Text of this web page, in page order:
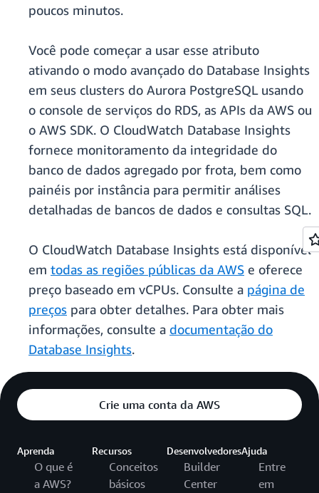
poucos minutos.
Você pode começar a usar esse atributo
ativando o modo avançado do Database Insights
em seus clusters do Aurora PostgreSQL usando
o console de serviços do RDS, as APIs da AWS ou
o AWS SDK. O CloudWatch Database Insights
fornece monitoramento da integridade do
banco de dados agregado por frota, bem como
painéis por instância para permitir análises
detalhadas de bancos de dados e consultas SQL.
O CloudWatch Database Insights está disponível
em todas as regiões públicas da AWS e oferece
preço baseado em vCPUs. Consulte a página de
preços para obter detalhes. Para obter mais
informações, consulte a documentação do
Database Insights.
Crie uma conta da AWS
Aprenda
O que é
a AWS?
Recursos
Conceitos
básicos
Desenvolvedores
Builder
Center
Ajuda
Entre
em